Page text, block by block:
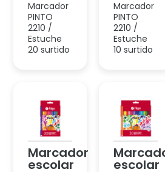
Pinto
2220
Marcador
PINTO
2220 /
Estuche
20 surtido
Pinto
2220
Marcador
PINTO
2220 /
Estuche
30 surtido